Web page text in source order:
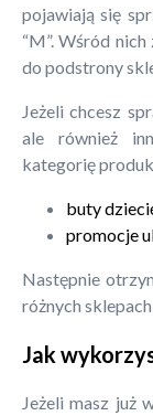
pojawiają się
“M”. Wśród
do podstrony
Jeżeli chcesz
ale również
kategorię
buty
promocje
Następnie
różnych
Jak
Jeżeli masz już